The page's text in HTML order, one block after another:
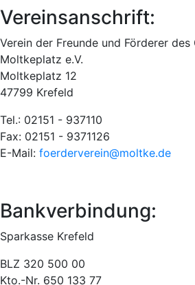
Vereinsanschrift:
Verein der Freunde und Förderer des
Moltkeplatz e.V.
Moltkeplatz 12
47799 Krefeld
Tel.: 02151 - 937110
Fax: 02151 - 9371126
E-Mail: foerderverein@moltke.de
Bankverbindung:
Sparkasse Krefeld
BLZ 320 500 00
Kto.-Nr. 650 133 77